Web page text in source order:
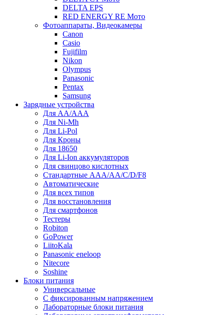
DELTA EPS
RED ENERGY RE Мото
Фотоаппараты, Видеокамеры
Canon
Casio
Fujifilm
Nikon
Olympus
Panasonic
Pentax
Samsung
Зарядные устройства
Для AA/AAA
Для Ni-Mh
Для Li-Pol
Для Кроны
Для 18650
Для Li-Ion аккумуляторов
Для свинцово кислотных
Стандартные ААА/АА/С/D/F8
Автоматические
Для всех типов
Для восстановления
Для смартфонов
Тестеры
Robiton
GoPower
LiitoKala
Panasonic eneloop
Nitecore
Soshine
Блоки питания
Универсальные
C фиксированным напряжением
Лабораторные блоки питания